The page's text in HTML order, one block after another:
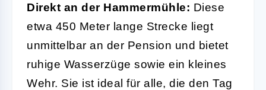
Direkt an der Hammermühle: Diese
etwa 450 Meter lange Strecke liegt
unmittelbar an der Pension und bietet
ruhige Wasserzüge sowie ein kleines
Wehr. Sie ist ideal für alle, die den Tag